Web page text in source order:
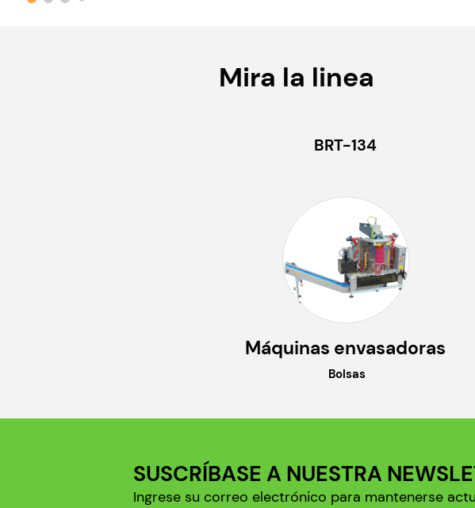
Mira la linea
BRT-134
Máquinas envasadoras
Bolsas
SUSCRÍBASE A NUESTRA
Ingrese su correo electrónico para mantenerse